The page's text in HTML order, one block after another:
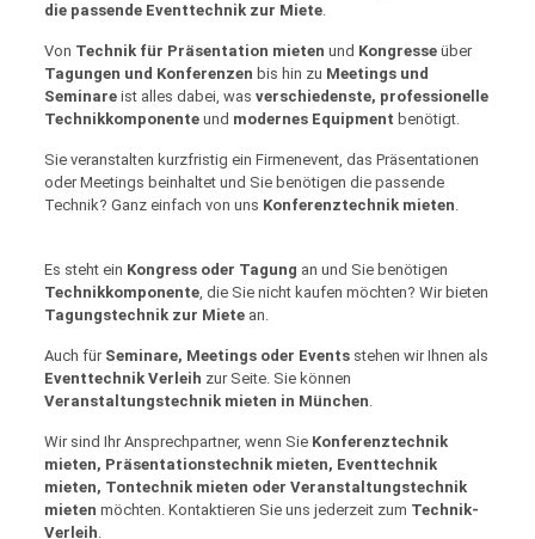
die passende Eventtechnik zur Miete.
Von Technik für Präsentation mieten und Kongresseüber
Tagungen und Konferenzen bis hin zu Meetings und
Seminareist alles dabei, was verschiedenste, professionelle
Technikkomponenteund modernes Equipment benötigt.
Sie veranstalten kurzfristig ein Firmenevent, das Präsentationen
oder Meetings beinhaltet und Sie benötigen die passende
Technik? Ganz einfach von uns Konferenztechnik mieten.
Es steht ein Kongress oder Tagung an und Sie benötigen
Technikkomponente, die Sie nicht kaufen möchten? Wir bieten
Tagungstechnik zur Mietean.
Auch für Seminare, Meetings oder Eventsstehen wir Ihnen als
Eventtechnik Verleih zur Seite. Sie können
Veranstaltungstechnik mieten in München.
Wir sind Ihr Ansprechpartner, wenn Sie Konferenztechnik
mieten, Präsentationstechnik mieten, Eventtechnik
mieten, Tontechnik mieten oder Veranstaltungstechnik
mieten möchten. Kontaktieren Sie uns jederzeit zum Technik-
Verleih.